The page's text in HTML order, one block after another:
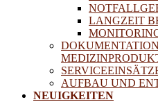
LANGZEIT
AUFBAU UND
NEUIGKEITEN